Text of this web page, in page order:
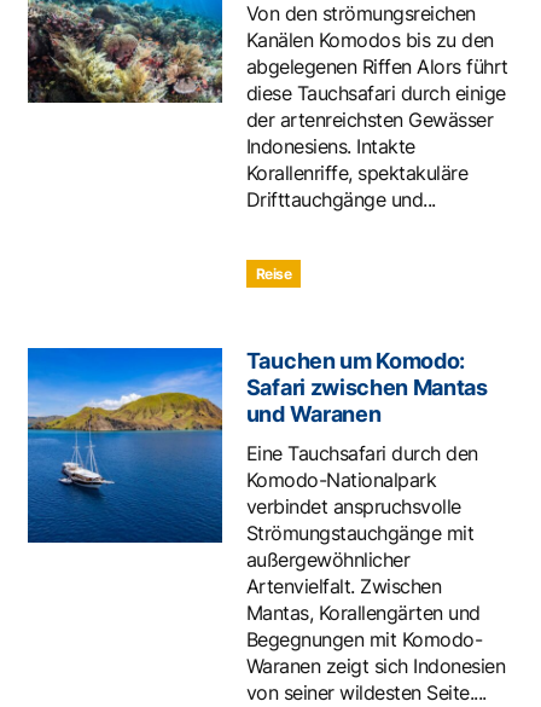
Von den strömungsreichen
Kanälen Komodos bis zu den
abgelegenen Riffen Alors führt
diese Tauchsafari durch einige
der artenreichsten Gewässer
Indonesiens. Intakte
Korallenriffe, spektakuläre
Drifttauchgänge und...
Reise
Tauchen um Komodo:
Safari zwischen Mantas
und Waranen
Eine Tauchsafari durch den
Komodo-Nationalpark
verbindet anspruchsvolle
Strömungstauchgänge mit
außergewöhnlicher
Artenvielfalt. Zwischen
Mantas, Korallengärten und
Begegnungen mit Komodo-
Waranen zeigt sich Indonesien
von seiner wildesten Seite....